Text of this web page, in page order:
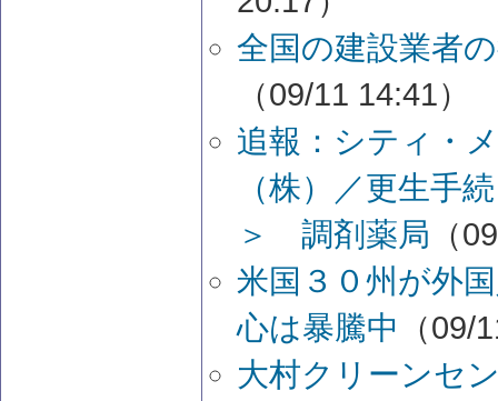
全国の建設業者
（09/11 14:41）
追報：シティ・
（株）／更生手
＞ 調剤薬局 （
米国３０州が外
心は暴騰中 （09/
大村クリーンセ